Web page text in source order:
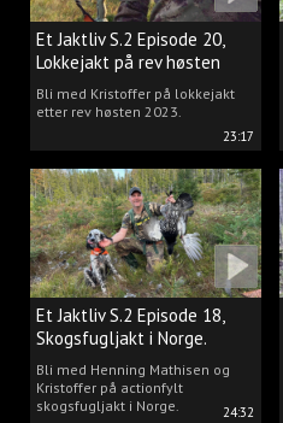
23:17
Et Jaktliv S.2 Episode 20,
Lokkejakt på rev høsten
2023.
Bli med Kristoffer på lokkejakt
etter rev høsten 2023.
24:32
Et Jaktliv S.2 Episode 18,
Skogsfugljakt i Norge.
Bli med Henning Mathisen og
Kristoffer på actionfylt
skogsfugljakt i Norge.